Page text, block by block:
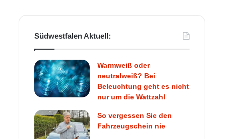
Südwestfalen Aktuell:
Warmweiß oder
neutralweiß? Bei
Beleuchtung geht es nicht
nur um die Wattzahl
So vergessen Sie den
Fahrzeugschein nie